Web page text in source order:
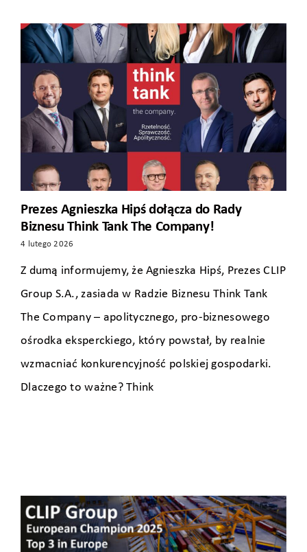
Prezes Agnieszka Hipś dołącza do Rady
Biznesu Think Tank The Company!
4 lutego 2026
Z dumą informujemy, że Agnieszka Hipś, Prezes CLIP
Group S.A., zasiada w Radzie Biznesu Think Tank
The Company – apolitycznego, pro‑biznesowego
ośrodka eksperckiego, który powstał, by realnie
wzmacniać konkurencyjność polskiej gospodarki.
Dlaczego to ważne? Think